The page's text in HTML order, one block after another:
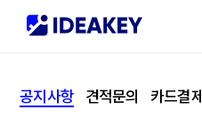
고객센터
공지사항 견적문의 카드결제